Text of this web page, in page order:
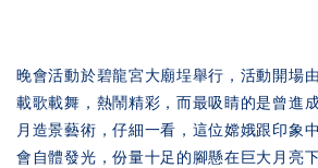
晚會活動於碧龍宮大廟埕舉行，活動開場
載歌載舞，熱鬧精彩，而最吸睛的是曾進
月造景藝術，仔細一看，這位嫦娥跟印象
會自體發光，份量十足的腳懸在巨大月亮